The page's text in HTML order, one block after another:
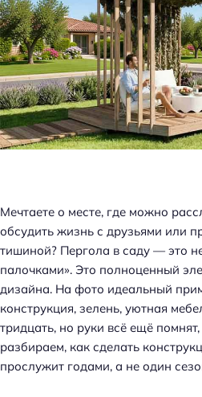
Мечтаете о месте, где можно
обсудить жизнь с друзьями или
тишиной? Пергола в саду — это
палочками». Это полноценный
дизайна. На фото идеальный
конструкция, зелень, уютная
тридцать, но руки всё ещё
разбираем, как сделать
прослужит годами, а не один